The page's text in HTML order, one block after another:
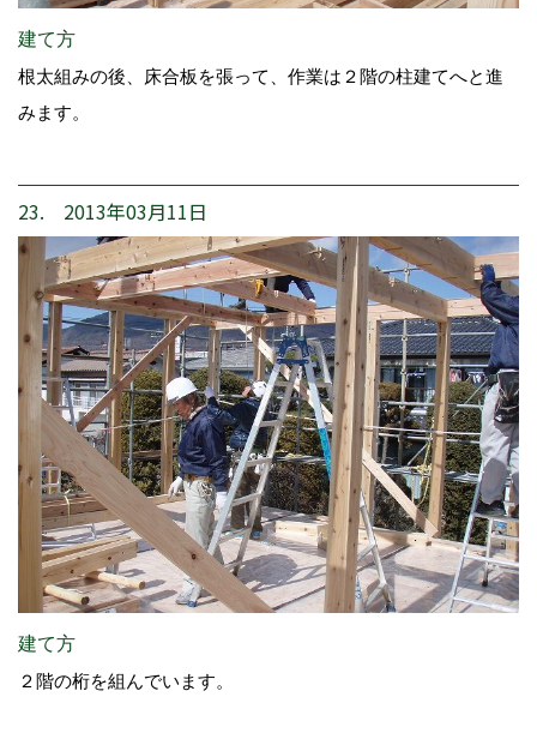
建て方
根太組みの後、床合板を張って、作業は２階の柱建てへと進
みます。
23. 2013年03月11日
建て方
２階の桁を組んでいます。